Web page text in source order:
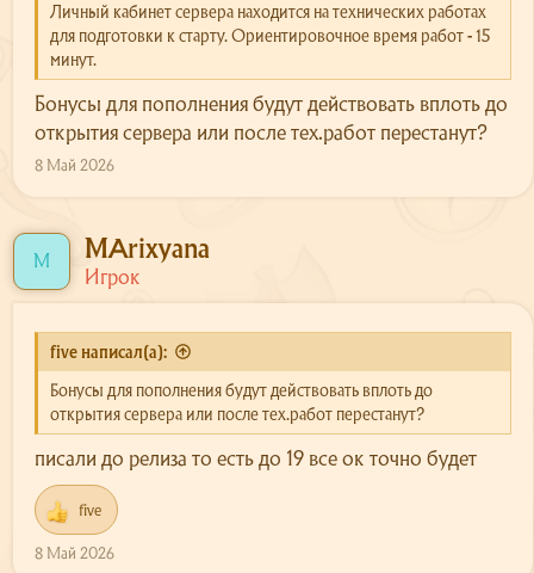
Сайт
Форум
О сервере
Поддержка
Личный кабинет сервера находится на технических работах
для подготовки к старту. Ориентировочное время работ - 15
минут.
Бонусы для пополнения будут действовать вплоть до
открытия сервера или после тех.работ перестанут?
8 Май 2026
M MArixyana
Игрок
five написал(а):
Бонусы для пополнения будут действовать вплоть до
открытия сервера или после тех.работ перестанут?
писали до релиза то есть до 19 все ок точно будет
Р
е
а
five
8 Май 2026